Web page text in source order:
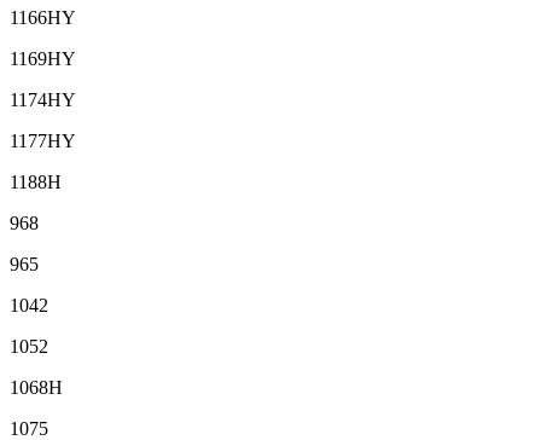
1166HY
1169HY
1174HY
1177HY
1188H
968
965
1042
1052
1068H
1075